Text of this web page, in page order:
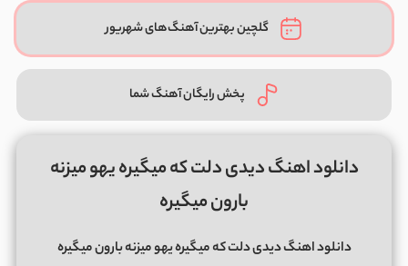
گلچین بهترین آهنگ‌های شهریور
پخش رایگان آهنگ شما
دانلود اهنگ دیدی دلت که میگیره یهو میزنه
بارون میگیره
دانلود اهنگ دیدی دلت که میگیره یهو میزنه بارون میگیره